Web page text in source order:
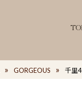
GORGEOUS 千里